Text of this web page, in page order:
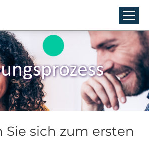
Sie sich zum ersten